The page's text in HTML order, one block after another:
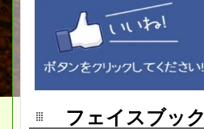
フェイスブック